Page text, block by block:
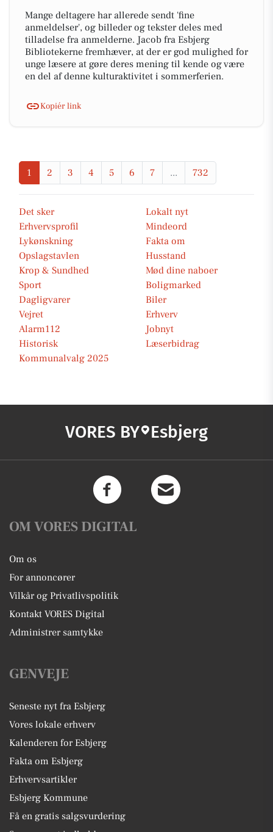
Mange deltagere har allerede sendt 'fine
anmeldelser', og billeder og tekster deles med
tilladelse fra anmelderne. Jacob fra Esbjerg
Bibliotekerne fremhæver, at der er god mulighed for
unge læsere at gøre deres mening til kende og være
en del af denne kulturaktivitet i sommerferien.
Kopiér link
1 2 3 4 5 6 7 ... 732
Det sker
Lokalt nyt
Erhvervsprofil
Mindeord
Lykønskning
Fakta om
Opslagstavlen
Husstand
Krop & Sundhed
Mød dine naboer
Sport
Boligmarked
Dagligvarer
Biler
Vejret
Erhverv
Alarm112
Jobnyt
Historisk
Læserbidrag
Kommunalvalg 2025
VORES BY Esbjerg
OM VORES DIGITAL
Om os
For annoncører
Vilkår og Privatlivspolitik
Kontakt VORES Digital
Administrer samtykke
GENVEJE
Seneste nyt fra Esbjerg
Vores lokale erhverv
Kalenderen for Esbjerg
Fakta om Esbjerg
Erhvervsartikler
Esbjerg Kommune
Få en gratis salgsvurdering